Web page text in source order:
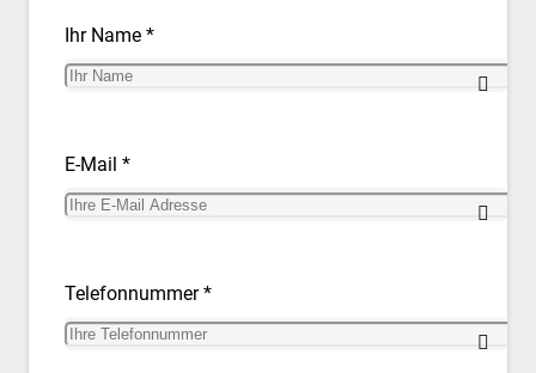
Ihr Name *
E-Mail *
Telefonnummer *